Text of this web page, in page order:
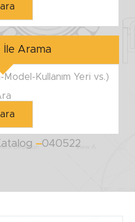
ara
İle Arama
Kullanım Yeri vs.)
ara
040522